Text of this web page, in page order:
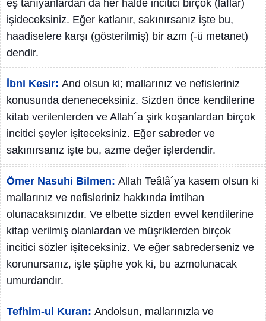
eş tanıyanlardan da her halde incitici birçok (lâflar)
işideceksiniz. Eğer katlanır, sakınırsanız işte bu,
haadiselere karşı (gösterilmiş) bir azm (-ü metanet)
dendir.
İbni Kesir: And olsun ki; mallarınız ve nefisleriniz
konusunda deneneceksiniz. Sizden önce kendilerine
kitab verilenlerden ve Allah´a şirk koşanlardan birçok
incitici şeyler işiteceksiniz. Eğer sabreder ve
sakınırsanız işte bu, azme değer işlerdendir.
Ömer Nasuhi Bilmen: Allah Teâlâ´ya kasem olsun ki
mallarınız ve nefisleriniz hakkında imtihan
olunacaksınızdır. Ve elbette sizden evvel kendilerine
kitap verilmiş olanlardan ve müşriklerden birçok
incitici sözler işiteceksiniz. Ve eğer sabrederseniz ve
korunursanız, işte şüphe yok ki, bu azmolunacak
umurdandır.
Tefhim-ul Kuran: Andolsun, mallarınızla ve